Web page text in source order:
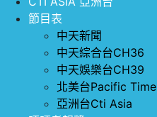
節目表
中天新聞
中天綜合台CH36
中天娛樂台CH39
北美台Pacific Time
亞洲台Cti Asia